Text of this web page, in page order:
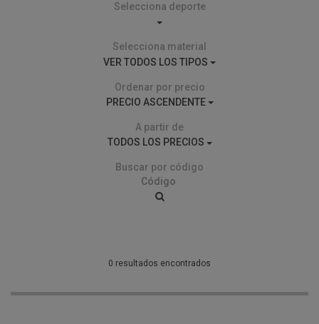
Selecciona deporte
Selecciona material
VER TODOS LOS TIPOS
Ordenar por precio
PRECIO ASCENDENTE
A partir de
TODOS LOS PRECIOS
Buscar por código
0 resultados encontrados